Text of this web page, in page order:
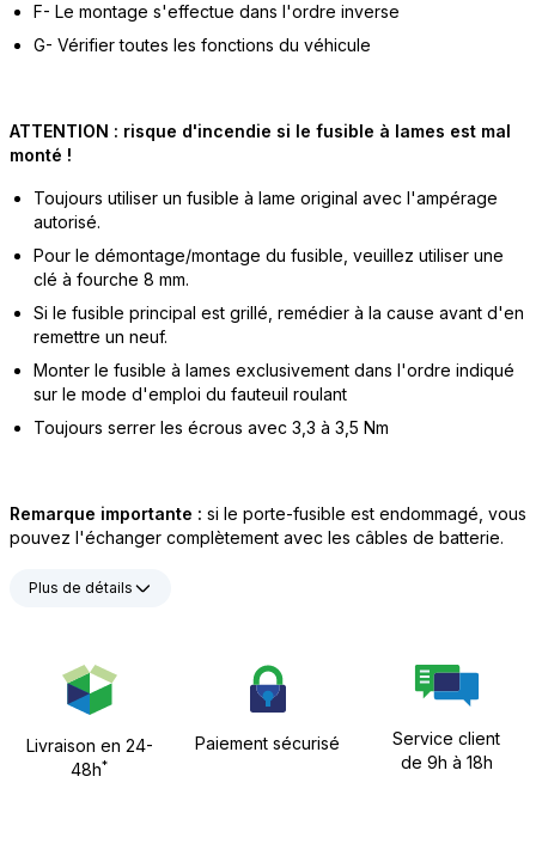
F- Le montage s'effectue dans l'ordre inverse
G- Vérifier toutes les fonctions du véhicule
ATTENTION : risque d'incendie si le fusible à lames est mal
monté !
Toujours utiliser un fusible à lame original avec l'ampérage
autorisé.
Pour le démontage/montage du fusible, veuillez utiliser une
clé à fourche 8 mm.
Si le fusible principal est grillé, remédier à la cause avant d'en
remettre un neuf.
Monter le fusible à lames exclusivement dans l'ordre indiqué
sur le mode d'emploi du fauteuil roulant
Toujours serrer les écrous avec 3,3 à 3,5 Nm
Remarque importante : si le porte-fusible est endommagé, vous
pouvez l'échanger complètement avec les câbles de batterie.
Plus de détails
Livraison en 24-
48h*
Paiement sécurisé
Service client
de 9h à 18h